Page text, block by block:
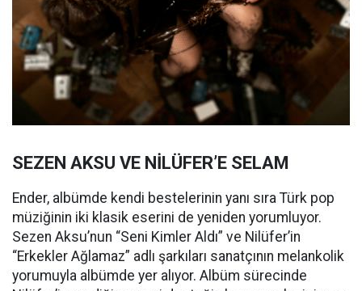
SEZEN AKSU VE NİLÜFER’E SELAM
Ender, albümde kendi bestelerinin yanı sıra Türk pop
müziğinin iki klasik eserini de yeniden yorumluyor.
Sezen Aksu’nun “Seni Kimler Aldı” ve Nilüfer’in
“Erkekler Ağlamaz” adlı şarkıları sanatçının melankolik
yorumuyla albümde yer alıyor. Albüm sürecinde